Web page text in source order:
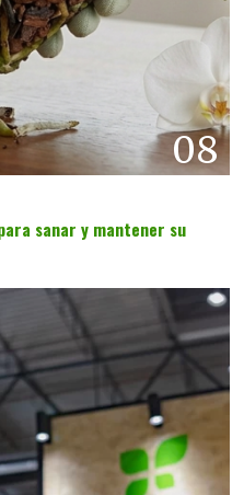
08
sanar y mantener su